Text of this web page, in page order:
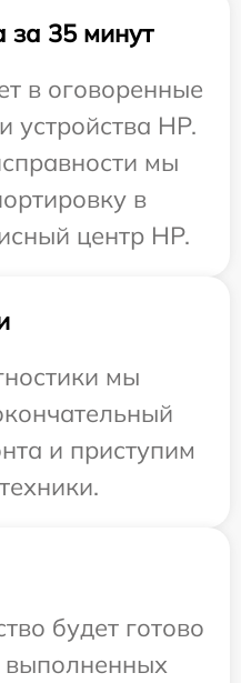
за 35 минут
в оговоренные
устройства HP.
мы
в
центр HP.
мы
и приступим
будет готово
выполненных